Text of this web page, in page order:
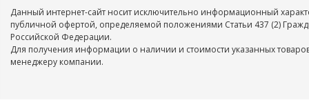
Данный интернет-сайт носит исключительно информационный
публичной офертой, определяемой положениями Статьи 437 (2)
Российской Федерации.
Для получения информации о наличии и стоимости указанных
менеджеру компании.